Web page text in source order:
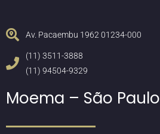
Av. Pacaembu 1962 01234-000
(11) 3511-3888
(11) 94504-9329
Moema – São Paulo